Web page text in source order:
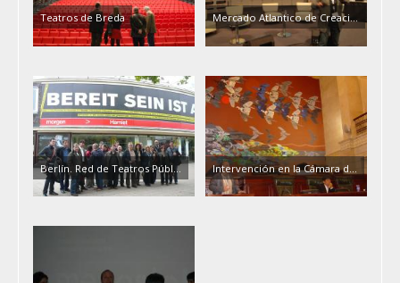
Teatros de Breda Mercado Atlantico de Creaci...
Berlín. Red de Teatros Públ... Intervención en la Cámara d...